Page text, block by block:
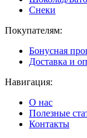
Снеки
Покупателям:
Бонусная
Доставка и
Навигация:
О нас
Полезные
Контакты